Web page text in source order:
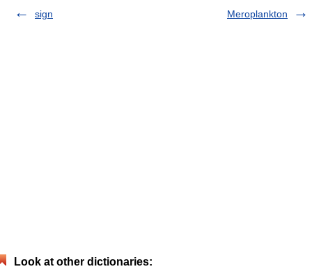
sign
Meroplankton
Look at other dictionaries: